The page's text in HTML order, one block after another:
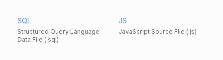
SQL
Structured Query Language
Data File (.sql)
JS
JavaScript Source File (.js)